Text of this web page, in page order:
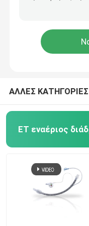
Nasopharyngeal
Μίας χρήσης
Όργανο ελέγχου
ΑΛΛΕΣ
ET εναέριος